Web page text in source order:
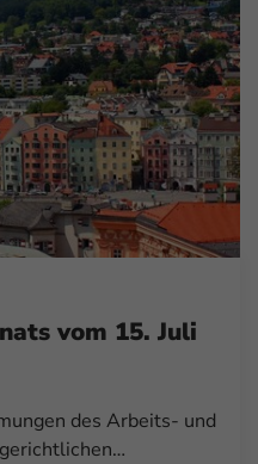
vom 15. Juli
des Arbeits- und